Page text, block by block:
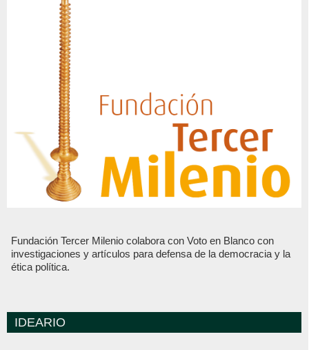
Fundación Tercer Milenio colabora con Voto en Blanco con
investigaciones y artículos para defensa de la democracia y la
ética política.
IDEARIO